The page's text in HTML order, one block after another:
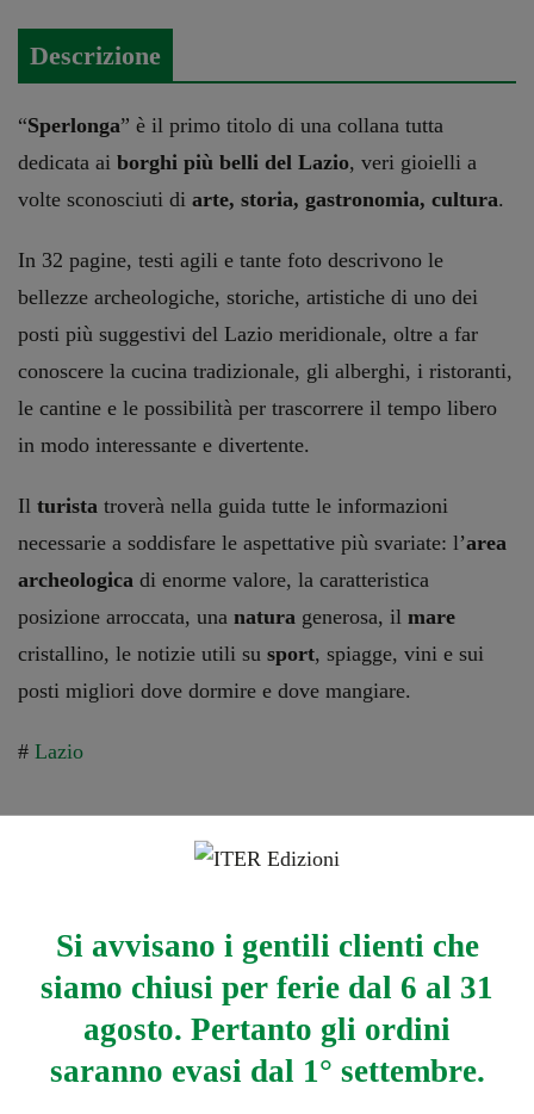
Descrizione
“Sperlonga” è il primo titolo di una collana tutta
dedicata ai borghi più belli del Lazio, veri gioielli a
volte sconosciuti di arte, storia, gastronomia, cultura.
In 32 pagine, testi agili e tante foto descrivono le
bellezze archeologiche, storiche, artistiche di uno dei
posti più suggestivi del Lazio meridionale, oltre a far
conoscere la cucina tradizionale, gli alberghi, i ristoranti,
le cantine e le possibilità per trascorrere il tempo libero
in modo interessante e divertente.
Il turista troverà nella guida tutte le informazioni
necessarie a soddisfare le aspettative più svariate: l’area
archeologica di enorme valore, la caratteristica
posizione arroccata, una natura generosa, il mare
cristallino, le notizie utili su sport, spiagge, vini e sui
posti migliori dove dormire e dove mangiare.
# Lazio
Il Circeo
€ 4,90
Si avvisano i gentili clienti che
siamo chiusi per ferie dal 6 al 31
agosto. Pertanto gli ordini
saranno evasi dal 1° settembre.